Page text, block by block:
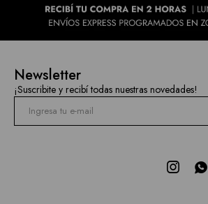
Newsletter
¡Suscribite y recibí todas nuestras novedades!
 